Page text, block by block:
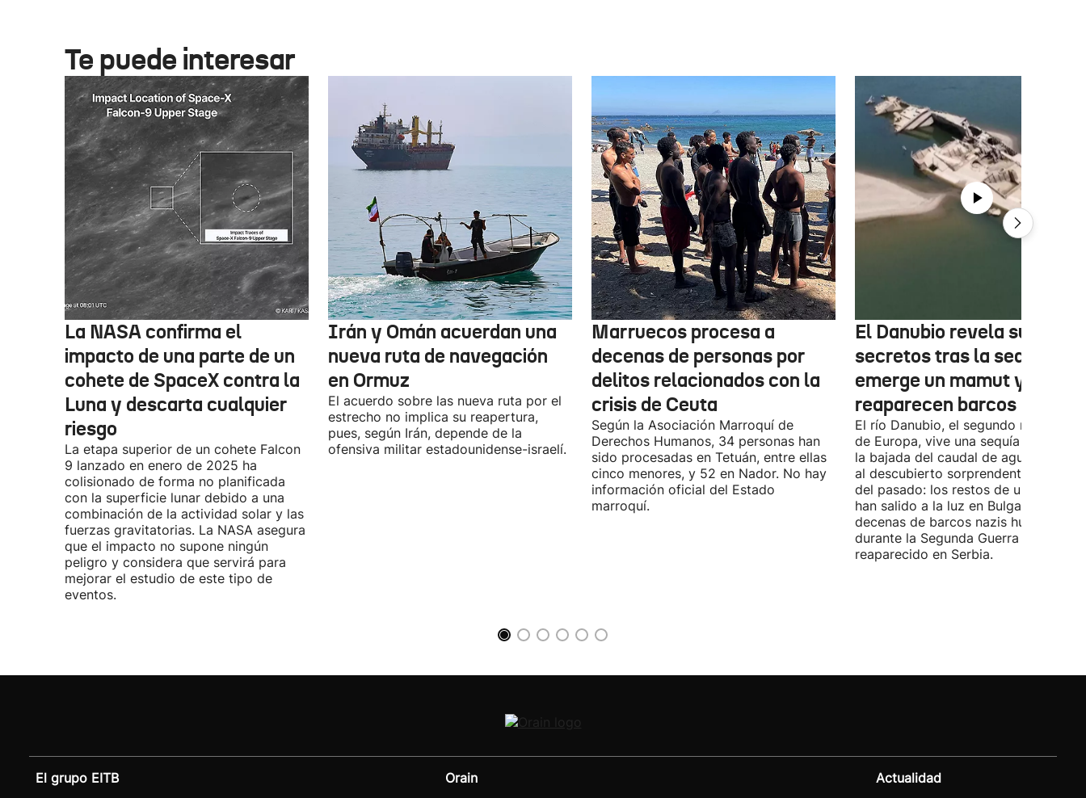
Te puede interesar
La NASA confirma el
impacto de una parte de un
cohete de SpaceX contra la
Luna y descarta cualquier
riesgo
La etapa superior de un cohete Falcon
9 lanzado en enero de 2025 ha
colisionado de forma no planificada
con la superficie lunar debido a una
combinación de la actividad solar y las
fuerzas gravitatorias. La NASA asegura
que el impacto no supone ningún
peligro y considera que servirá para
mejorar el estudio de este tipo de
eventos.
Irán y Omán acuerdan una
nueva ruta de navegación
en Ormuz
El acuerdo sobre las nueva ruta por el
estrecho no implica su reapertura,
pues, según Irán, depende de la
ofensiva militar estadounidense-israelí.
Marruecos procesa a
decenas de personas por
delitos relacionados con la
crisis de Ceuta
Según la Asociación Marroquí de
Derechos Humanos, 34 personas han
sido procesadas en Tetuán, entre ellas
cinco menores, y 52 en Nador. No hay
información oficial del Estado
marroquí.
El Danubio revela sus
secretos tras la sequía:
emerge un mamut y
reaparecen barcos nazis
El río Danubio, el segundo más largo
de Europa, vive una sequía histórica
la bajada del caudal de agua ha
al descubierto sorprendentes
del pasado: los restos de un mamut
han salido a la luz en Bulgaria y
decenas de barcos nazis hundidos
durante la Segunda Guerra Mundial
reaparecido en Serbia.
El grupo EITB Orain Actualidad